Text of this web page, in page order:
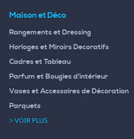
Maison et Déco
Rangements et Dressing
Horloges et Miroirs Decoratifs
Cadres et Tableau
Parfum et Bougies d'intérieur
Vases et Accessoires de Décoration
Parquets
> VOIR PLUS